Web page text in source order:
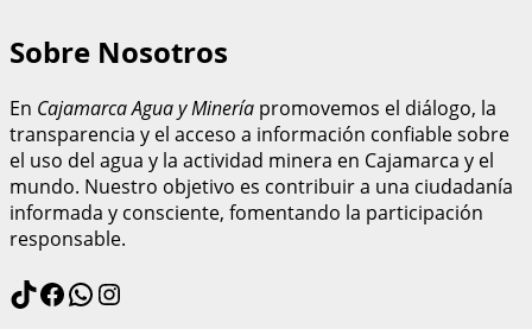
Sobre Nosotros
En Cajamarca Agua y Minería promovemos el diálogo, la
transparencia y el acceso a información confiable sobre
el uso del agua y la actividad minera en Cajamarca y el
mundo. Nuestro objetivo es contribuir a una ciudadanía
informada y consciente, fomentando la participación
responsable.